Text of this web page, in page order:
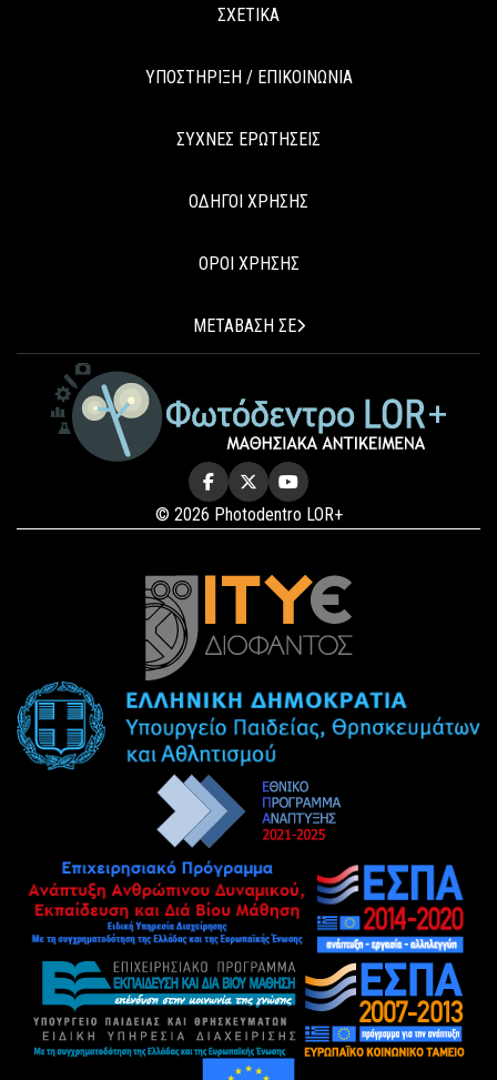
ΣΧΕΤΙΚΑ
ΥΠΟΣΤΗΡΙΞΗ / ΕΠΙΚΟΙΝΩΝΙΑ
ΣΥΧΝΕΣ ΕΡΩΤΗΣΕΙΣ
ΟΔΗΓΟΙ ΧΡΗΣΗΣ
ΟΡΟΙ ΧΡΗΣΗΣ
ΜΕΤΑΒΑΣΗ ΣΕ
© 2026 Photodentro LOR+